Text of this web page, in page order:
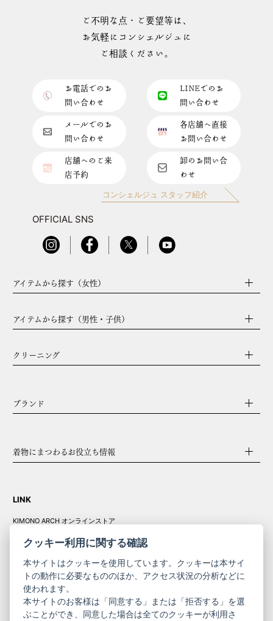
ご不明な点・ご要望等は、
お気軽にコンシェルジュに
ご相談ください。
お電話でのお
問い合わせ
LINEでのお
問い合わせ
メールでのお
問い合わせ
各店舗へ直接
お問い合わせ
店舗へのご来
店予約
卸のお問い合
わせ
コンシェルジュ スタッフ紹介
OFFICIAL SNS
アイテムから探す（女性）
アイテムから探す（男性・子供）
クリーニング
ブランド
着物にまつわるお役立ち情報
LINK
KIMONO ARCH オンラインストア
コーポレート
きものやまと振
袖
クッキー利用に関する確認
本サイトはクッキーを使用しています。クッキーは本サイ
トの動作に必要なもののほか、アクセス状況の分析などに
使われます。
本サイトのお客様は「同意する」または「拒否する」を選
ぶことができ、同意した場合は全てのクッキーが利用さ